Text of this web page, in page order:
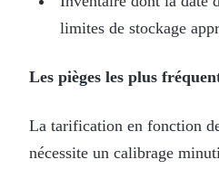
limites de stockage
Les pièges les plus
La tarification en fonction
nécessite un calibrage